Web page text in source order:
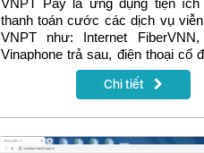
VNPT Pay là ứng dụng tiện ích
thanh toán cước các dịch vụ
VNPT như: Internet
Vinaphone trả sau, điện thoại cố
hình MyTV... Bài viết sau sẽ
tiết cách tải và thanh toán cước
Chi tiết